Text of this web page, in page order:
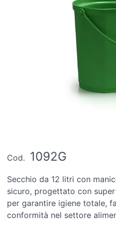
Cod. 1092G
Secchio da 12 litri con
sicuro, progettato con
per garantire igiene totale,
conformità nel settore